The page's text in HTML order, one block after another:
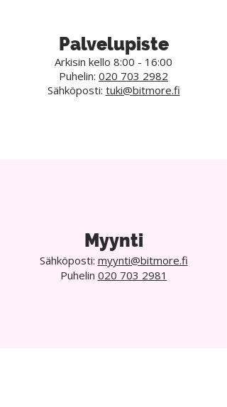
Palvelupiste
Arkisin kello 8:00 - 16:00
Puhelin: 020 703 2982
Sähköposti: tuki@bitmore.fi
Myynti
Sähköposti: myynti@bitmore.fi
Puhelin 020 703 2981